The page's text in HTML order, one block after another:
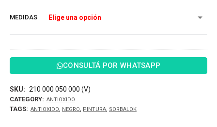
MEDIDAS
CONSULTÁ POR WHATSAPP
SKU: 210 000 050 000 (V)
CATEGORY: ANTIOXIDO
TAGS: ANTIOXIDO, NEGRO, PINTURA, SORBALOK